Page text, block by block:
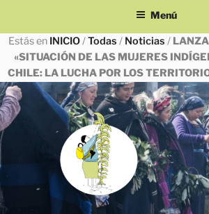
Menú
Estás en INICIO/Todas / Noticias /
«SITUACIÓN DE LAS MUJERES
CHILE: LA LUCHA POR LOS